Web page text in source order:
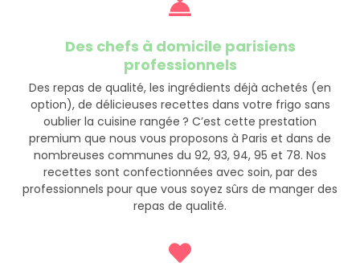
Des chefs à domicile parisiens
professionnels
Des repas de qualité, les ingrédients déjà achetés (en
option), de délicieuses recettes dans votre frigo sans
oublier la cuisine rangée ? C’est cette prestation
premium que nous vous proposons à Paris et dans de
nombreuses communes du 92, 93, 94, 95 et 78. Nos
recettes sont confectionnées avec soin, par des
professionnels pour que vous soyez sûrs de manger des
repas de qualité.